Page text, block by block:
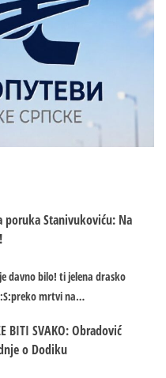
poruka Stanivukoviću: Na
davno bilo! ti jelena drasko
mrtvi na…
BITI SVAKO: Obradović
o Dodiku